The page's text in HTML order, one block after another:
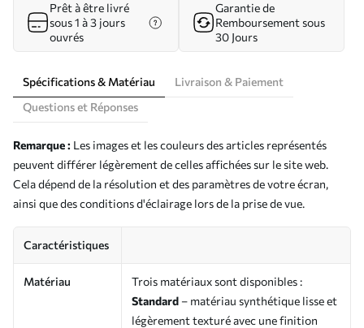
Prêt à être livré
sous 1 à 3 jours
ouvrés
Garantie de
Remboursement sous
30 Jours
Spécifications & Matériau
Livraison & Paiement
Questions et Réponses
Remarque : Les images et les couleurs des articles représentés
peuvent différer légèrement de celles affichées sur le site web.
Cela dépend de la résolution et des paramètres de votre écran,
ainsi que des conditions d'éclairage lors de la prise de vue.
Caractéristiques
Matériau
Trois matériaux sont disponibles :
Standard – matériau synthétique lisse et
légèrement texturé avec une finition